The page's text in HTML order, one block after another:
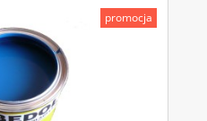
promocja